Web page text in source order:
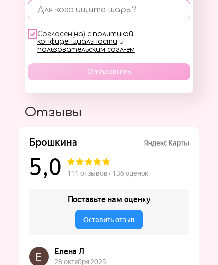
Для кого ищите шары?
Согласен(на) с политикой
конфиденциальности и
пользовательским согл-ем
Отправить
Отзывы